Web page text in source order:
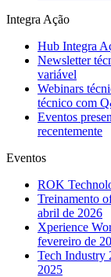
Integra Ação
Hub Integra
Newsletter
variável
Webinars
técnico com
Eventos
recentemente
Eventos
ROK
Treinamento
abril de 2026
Xperience
fevereiro de
Tech Industry
2025